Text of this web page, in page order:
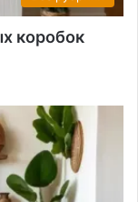
коробок